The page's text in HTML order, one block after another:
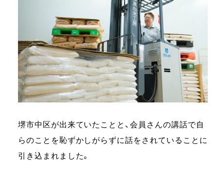
堺市中区が出来ていたことと、会員さんの講話で自
らのことを恥ずかしがらずに話をされていることに
引き込まれました。